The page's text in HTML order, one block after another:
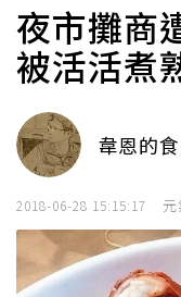
夜市攤商
被活活煮
韋恩的
2018-06-28 15:15:17